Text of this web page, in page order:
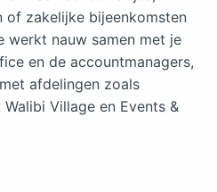
of zakelijke bijeenkomsten
werkt nauw samen met je
en de accountmanagers,
afdelingen zoals
Village en Events &